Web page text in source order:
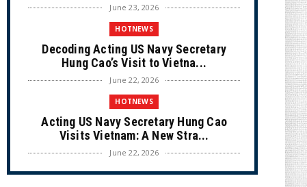
June 23, 2026
HOTNEWS
Decoding Acting US Navy Secretary
Hung Cao’s Visit to Vietna...
June 22, 2026
HOTNEWS
Acting US Navy Secretary Hung Cao
Visits Vietnam: A New Stra...
June 22, 2026
CULTURE